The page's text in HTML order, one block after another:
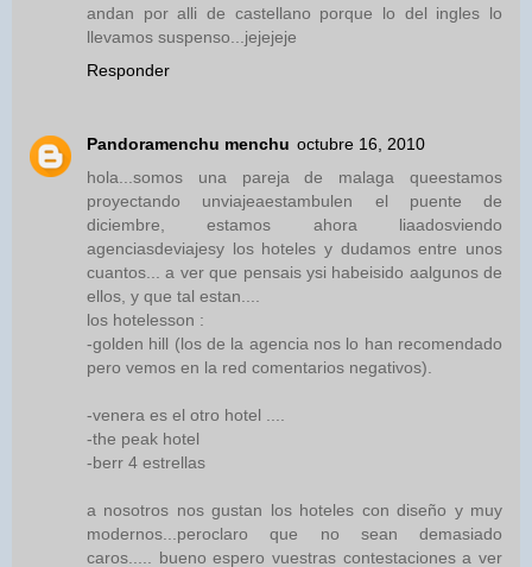
andan por alli de castellano porque lo del ingles lo
llevamos suspenso...jejejeje
Responder
Pandoramenchu menchu octubre 16, 2010
hola...somos una pareja de malaga queestamos
proyectando unviajeaestambulen el puente de
diciembre, estamos ahora liaadosviendo
agenciasdeviajesy los hoteles y dudamos entre unos
cuantos... a ver que pensais ysi habeisido aalgunos de
ellos, y que tal estan....
los hotelesson :
-golden hill (los de la agencia nos lo han recomendado
pero vemos en la red comentarios negativos).
-venera es el otro hotel ....
-the peak hotel
-berr 4 estrellas
a nosotros nos gustan los hoteles con diseño y muy
modernos...peroclaro que no sean demasiado
caros..... bueno espero vuestras contestaciones a ver